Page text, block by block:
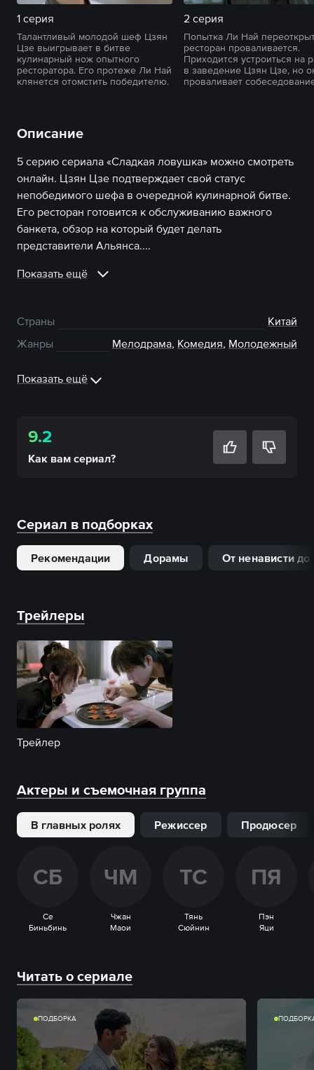
1 серия
Талантливый молодой шеф Цзян
Цзе выигрывает в битве
кулинарный нож опытного
ресторатора. Его протеже Ли Най
клянется отомстить победителю.
2 серия
Попытка Ли Най
ресторан проваливается.
Приходится устроиться на
в заведение Цзян Цзе, но
проваливает
Описание
5 серию сериала «Сладкая ловушка» можно смотреть
онлайн. Цзян Цзе подтверждает свой статус
непобедимого шефа в очередной кулинарной битве.
Его ресторан готовится к обслуживанию важного
банкета, обзор на который будет делать
представители Альянса....
Показать ещё
Страны
Китай
Жанры
Мелодрама, Комедия, Молодежный
Показать ещё
9.2
Как вам сериал?
Сериал в подборках
Рекомендации Дорамы От ненависти
Трейлеры
Трейлер
Актеры и съемочная группа
В главных ролях Режиссер Продюсер
СБ
Се
Биньбинь
ЧМ
Чжан
Маои
ТС
Тянь
Сюйнин
ПЯ
Пэн
Яци
Читать о сериале
ПОДБОРКА